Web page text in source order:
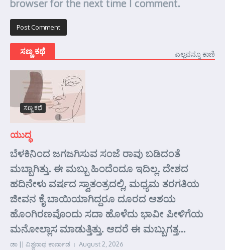
browser for the next time I comment.
ಸಣ್ಣ ಕಥೆ ಎಲ್ಲವನ್ನೂ ಕಾಣಿ
ಸಣ್ಣ ಕಥೆ
ಯುದ್ಧ
ಬೆಳಕಿನಿಂದ ಜಗಜಗಿಸುವ ಸಂಜೆ ರಾವು ಬಡಿದಂತೆ
ಮಬ್ಬಾಗಿತ್ತು. ಈ ಮಬ್ಬು ಹಿಂದೆಂದೂ ಇದಿಲ್ಲ. ದೇಶದ
ಹದಿನೇಳು ವರ್ಷದ ಸ್ವಾತಂತ್ರದಲ್ಲಿ, ಮಧ್ಯಮ ತರಗತಿಯ
ಜೀವನ ಕೈ ಬಾಯಿಯಾಗಿದ್ದರೂ ದೂರದ ಆಶಯ
ಹೊಂಗಿರಣವೊಂದು ಸದಾ ಹೊಳೆದು ಭಾವೀ ಪೀಳಿಗೆಯ
ಮನೋಲ್ಲಾಸ ಮಾಡುತ್ತಿತ್ತು. ಆದರೆ ಈ ಮಬ್ಬುಗತ್ತ...
ಡಾ || ವಿಶ್ವನಾಥ ಕಾರ್ನಾಡ August 2, 2026